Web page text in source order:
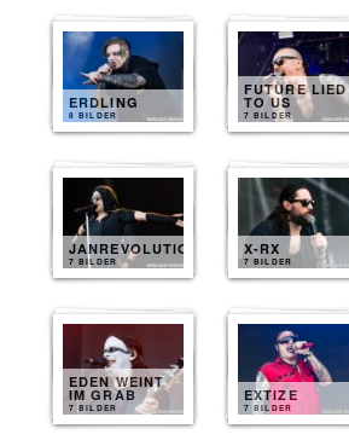
ERDLING
8 BILDER
FUTURE LIED
TO US
7 BILDER
JANREVOLUTION
7 BILDER
X-RX
7 BILDER
EDEN WEINT
IM GRAB
7 BILDER
EXTIZE
7 BILDER